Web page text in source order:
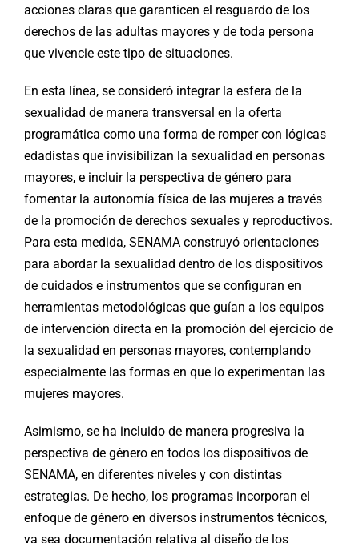
acciones claras que garanticen el resguardo de los
derechos de las adultas mayores y de toda persona
que vivencie este tipo de situaciones.
En esta línea, se consideró integrar la esfera de la
sexualidad de manera transversal en la oferta
programática como una forma de romper con lógicas
edadistas que invisibilizan la sexualidad en personas
mayores, e incluir la perspectiva de género para
fomentar la autonomía física de las mujeres a través
de la promoción de derechos sexuales y reproductivos.
Para esta medida, SENAMA construyó orientaciones
para abordar la sexualidad dentro de los dispositivos
de cuidados e instrumentos que se configuran en
herramientas metodológicas que guían a los equipos
de intervención directa en la promoción del ejercicio de
la sexualidad en personas mayores, contemplando
especialmente las formas en que lo experimentan las
mujeres mayores.
Asimismo, se ha incluido de manera progresiva la
perspectiva de género en todos los dispositivos de
SENAMA, en diferentes niveles y con distintas
estrategias. De hecho, los programas incorporan el
enfoque de género en diversos instrumentos técnicos,
ya sea documentación relativa al diseño de los